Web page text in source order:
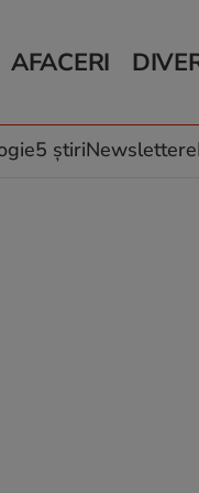
AFACERI
Auto
Locuri de muncăMuzică
5 știriNewslettere